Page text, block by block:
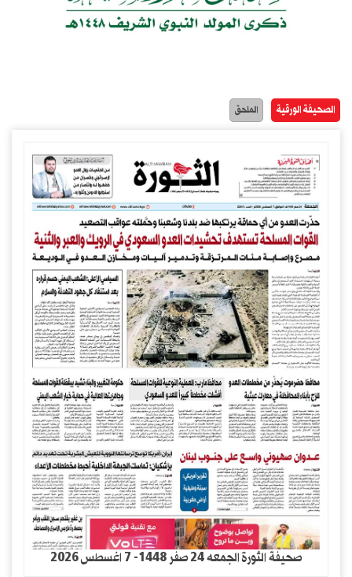
الصحيفة الورقية الملحق
صحيفة الثورة الجمعه 24 صفر 1448- 7 اغسطس 2026